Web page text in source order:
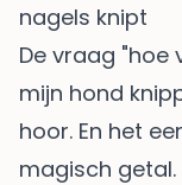
nagels knipt
De vraag "hoe
mijn hond
hoor. En het
magisch getal.